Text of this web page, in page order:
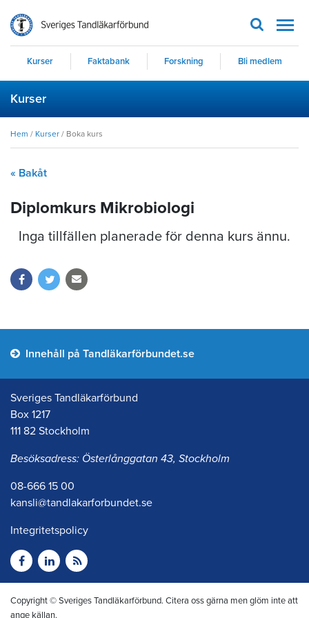
Kurser Faktabank Forskning Bli medlem
Kurser
Hem / Kurser / Boka kurs
« Bakåt
Diplomkurs Mikrobiologi
Inga tillfällen planerade för denna kurs ännu.
Innehåll på Tandläkarförbundet.se
Sveriges Tandläkarförbund
Box 1217
111 82 Stockholm
Besöksadress: Österlånggatan 43, Stockholm
08-666 15 00
kansli@tandlakarforbundet.se
Integritetspolicy
Copyright © Sveriges Tandläkarförbund. Citera oss gärna men glöm inte att
ange källan.